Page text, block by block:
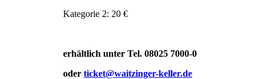
Kategorie 2: 20 €
erhältlich unter Tel. 08025 7000-0
oder ticket@waitzinger-keller.de